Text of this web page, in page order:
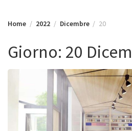
Home 2022 Dicembre 20
Giorno: 20